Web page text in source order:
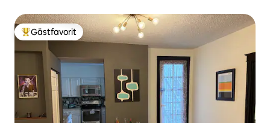
Populär gästfavorit
Gästfavorit